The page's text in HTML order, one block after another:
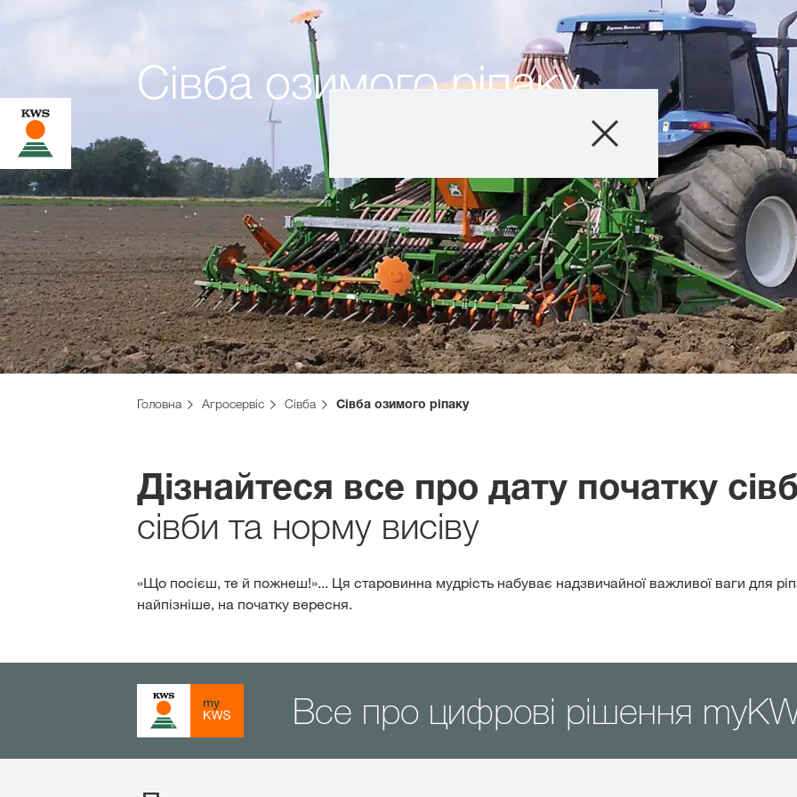
Продукти
Агросервіс
Новини та події
Цифрові сервіси
Про нас
KWS Group
kws.com/
Головна Агросервіс Сівба Сівба озимого ріпаку
Сівба озимого ріпаку
Дізнайтеся все про дату початку
сівби та норму висіву
«Що посієш, те й пожнеш!»... Ця старовинна мудрість набуває надзвичайної важливої ваги для
найпізніше, на початку вересня.
Все про цифрові рішення